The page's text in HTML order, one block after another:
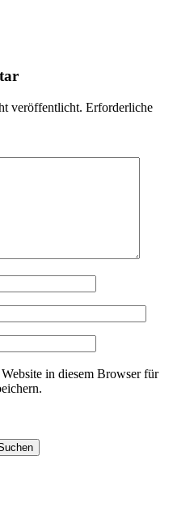
veröffentlicht. Erforderliche
in diesem Browser für